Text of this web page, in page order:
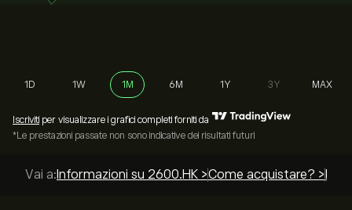
1D 1W 1M 6M 1Y 3Y MAX
Iscriviti per visualizzare i grafici completi forniti da
*Le prestazioni passate non sono indicative dei risultati futuri
Vai a: Informazioni su 2600.HK >Come acquistare? >